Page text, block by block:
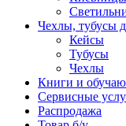
Чехлы, тубусы
Кейсы
Тубусы
Чехлы
Книги и
Сервисные
Распродажа